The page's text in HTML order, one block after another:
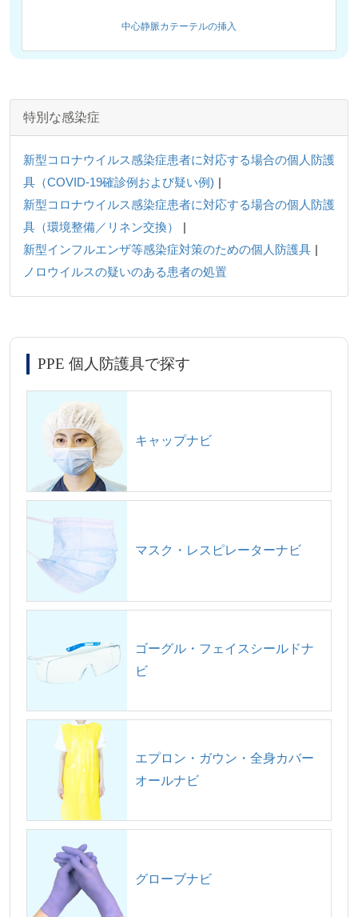
中心静脈カテーテルの挿入
特別な感染症
新型コロナウイルス感染症患者に対応する場合の個人防護
具（COVID-19確診例および疑い例)
新型コロナウイルス感染症患者に対応する場合の個人防護
具（環境整備／リネン交換）
新型インフルエンザ等感染症対策のための個人防護具
ノロウイルスの疑いのある患者の処置
PPE 個人防護具で探す
キャップナビ
マスク・レスピレーターナビ
ゴーグル・フェイスシールドナ
ビ
エプロン・ガウン・全身カバー
オールナビ
グローブナビ